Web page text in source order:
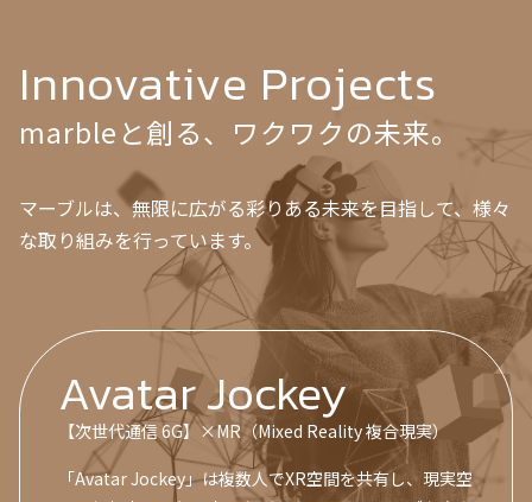
Innovative Projects
marbleと創る、ワクワクの未来。
マーブルは、無限に広がる彩りある未来を目指して、様々
な取り組みを行っています。
Avatar Jockey
【次世代通信 6G】×MR（Mixed Reality 複合現実）
「Avatar Jockey」は複数人でXR空間を共有し、現実空